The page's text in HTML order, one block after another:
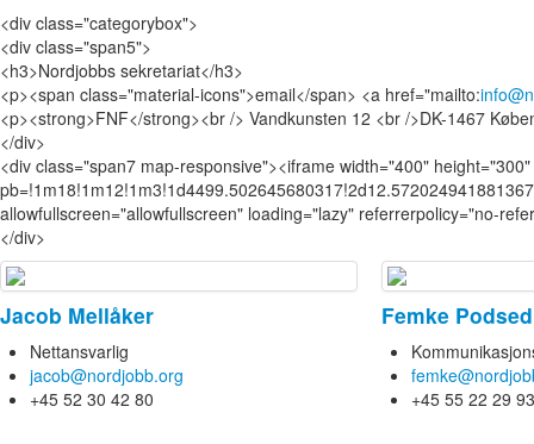
<div class="categorybox">
<div class="span5">
<h3>Nordjobbs sekretariat</h3>
<p><span class="material-icons">email</span> <a href="mailto:
<p><strong>FNF</strong><br /> Vandkunsten 12 <br />DK-1467
</div>
<div class="span7 map-responsive"><iframe width="400"
allowfullscreen="allowfullscreen" loading="lazy" referrerpolicy="no-
</div>
Jacob Mellåker
Nettansvarlig
jacob@nordjobb.org
+45 52 30 42 80
Femke
+45 55 22 29 93